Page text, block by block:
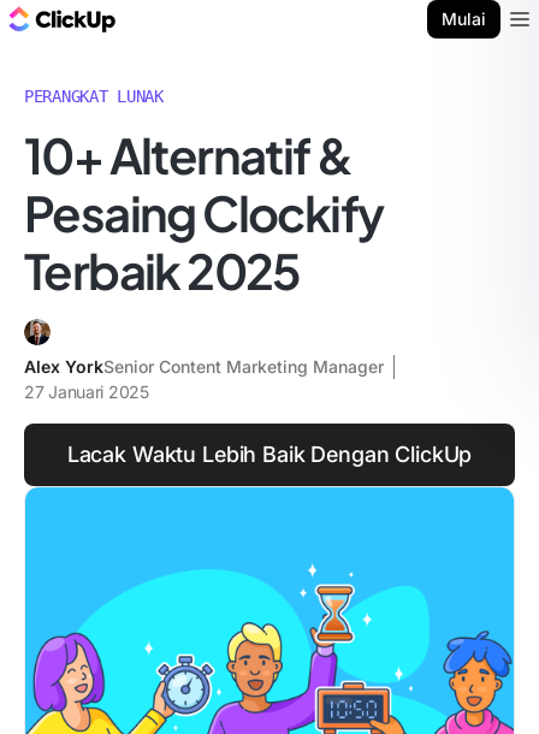
Mulai
PERANGKAT LUNAK
10+ Alternatif &
Pesaing Clockify
Terbaik 2025
Alex YorkSenior Content Marketing Manager
27 Januari 2025
Lacak Waktu Lebih Baik Dengan ClickUp